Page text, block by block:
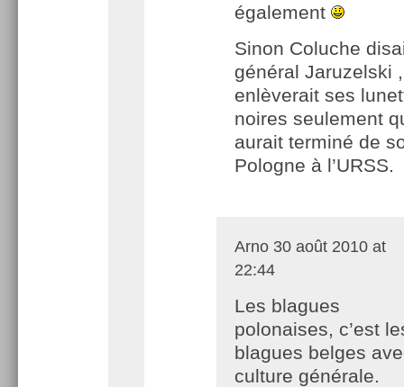
également
Sinon Coluche
général Jaruzelski
enlèverait ses
noires seulement
aurait terminé de
Pologne à l’URSS.
Arno 30 août 2010 at
22:44
Les blagues
polonaises, c’est
blagues belges
culture générale.